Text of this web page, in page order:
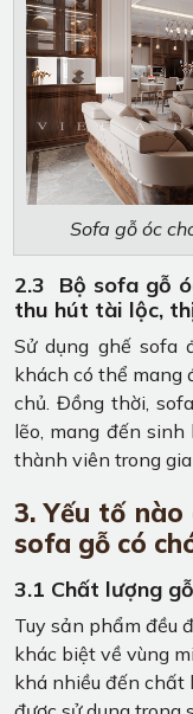
Sofa gỗ óc
2.3 Bộ sofa gỗ
thu hút tài lộc,
Sử dụng ghế sofa
khách có thể mang
chủ. Đồng thời,
lẽo, mang đến
thành viên trong
3. Yếu tố
sofa gỗ có
3.1 Chất lượng
Tuy sản phẩm đều
khác biệt về vùng
khá nhiều đến chất